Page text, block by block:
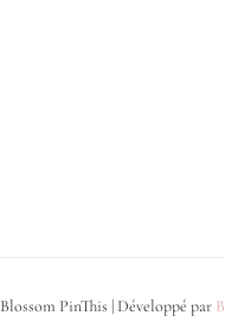
Blossom PinThis | Développé par